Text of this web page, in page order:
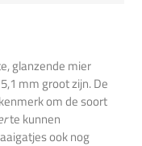
glanzende mier
mm groot zijn. De
om de soort
te kunnen
ook nog